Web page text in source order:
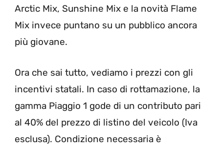
Arctic Mix, Sunshine Mix e la novità Flame
Mix invece puntano su un pubblico ancora
più giovane.
Ora che sai tutto, vediamo i prezzi con gli
incentivi statali. In caso di rottamazione, la
gamma Piaggio 1 gode di un contributo pari
al 40% del prezzo di listino del veicolo (Iva
esclusa). Condizione necessaria è